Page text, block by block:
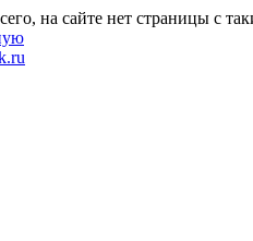
на сайте нет страницы с